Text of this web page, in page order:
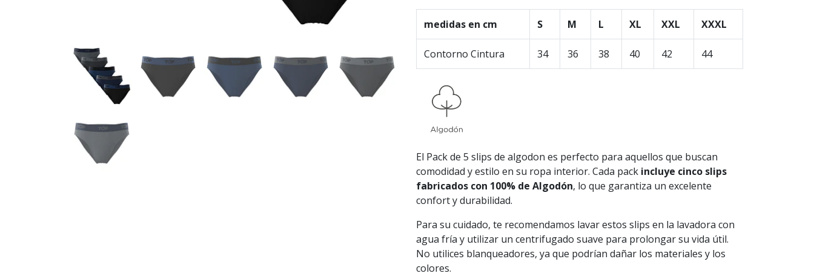
medidas en cm S M L XL XXL XXXL
Contorno Cintura 34 36 38 40 42 44
El Pack de 5 slips de algodon es perfecto para aquellos que buscan
comodidad y estilo en su ropa interior. Cada pack incluye cinco slips
fabricados con 100% de Algodón, lo que garantiza un excelente
confort y durabilidad.
Para su cuidado, te recomendamos lavar estos slips en la lavadora con
agua fría y utilizar un centrifugado suave para prolongar su vida útil.
No utilices blanqueadores, ya que podrían dañar los materiales y los
colores.